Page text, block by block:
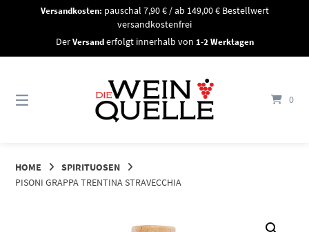
Versandkosten: pauschal 7,90 € / ab 149,00 € Bestellwert
versandkostenfrei
DerVersanderfolgt innerhalb von 1-2 Werktagen
0
HOME
SPIRITUOSEN
PISONI GRAPPA TRENTINA STRAVECCHIA